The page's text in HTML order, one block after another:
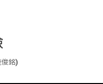
俊銘)